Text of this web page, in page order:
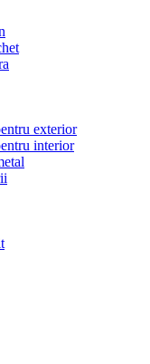
exterior
interior